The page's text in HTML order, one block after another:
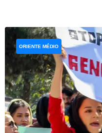
ORIENTE MÉDIO